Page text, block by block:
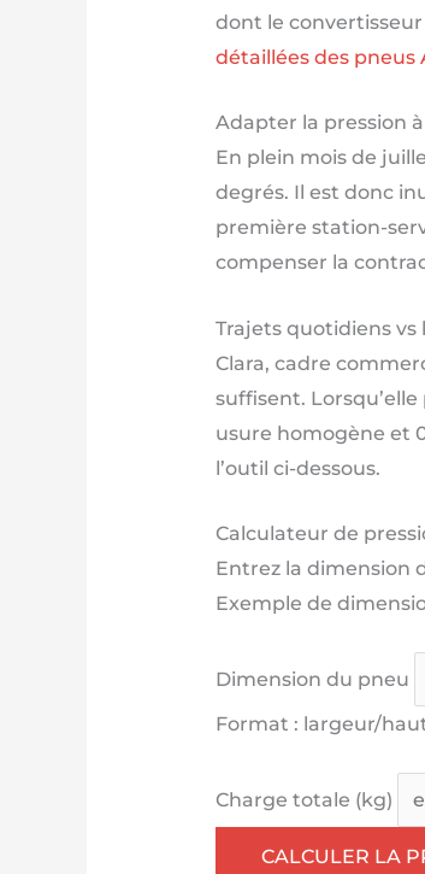
dont le convertisseur
détaillées des pneus
Adapter la pression
En plein mois de
degrés. Il est donc
première station-
compenser la
Trajets quotidiens vs
Clara, cadre
suffisent.
usure homogène et
l’outil ci-dessous.
Calculateur de
Entrez la dimension
Exemple de
Dimension du pneu
Format : largeur/
Charge totale (kg)
CALCULER LA